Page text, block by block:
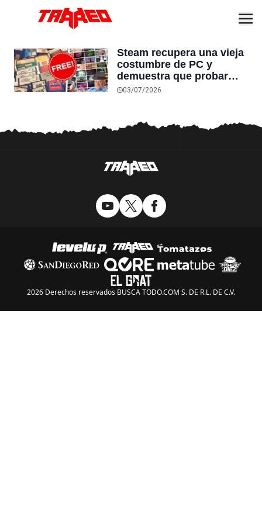
Steam recupera una vieja
costumbre de PC y
demuestra que probar
juegos gratis antes de
03/07/2026
2026 Derechos reservados BUSCA TODO.COM S. DE R.L. DE C.V.